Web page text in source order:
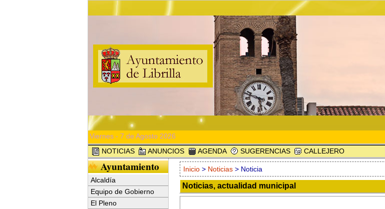
Viernes - 7 de Agosto 2026
NOTICIAS
ANUNCIOS AGENDA SUGERENCIAS CALLEJERO
Ayuntamiento
Alcaldía
Equipo de Gobierno
El Pleno
Inicio> Noticias > Noticia
Noticias, actualidad municipal